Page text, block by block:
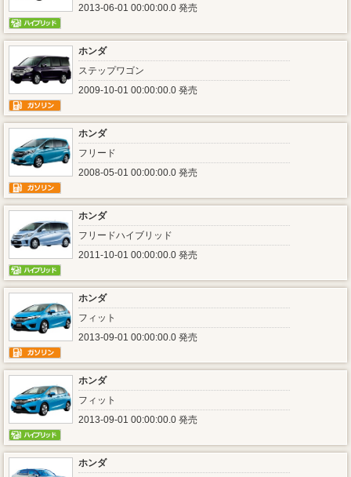
2013-06-01 00:00:00.0 発売
ホンダ
ステップワゴン
2009-10-01 00:00:00.0 発売
ホンダ
フリード
2008-05-01 00:00:00.0 発売
ホンダ
フリードハイブリッド
2011-10-01 00:00:00.0 発売
ホンダ
フィット
2013-09-01 00:00:00.0 発売
ホンダ
フィット
2013-09-01 00:00:00.0 発売
ホンダ